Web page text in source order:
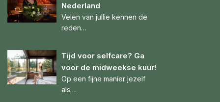
Nederland
Velen van jullie kennen de
reden…
Tijd voor selfcare? Ga
voor de midweekse kuur!
Op een fijne manier jezelf
als…